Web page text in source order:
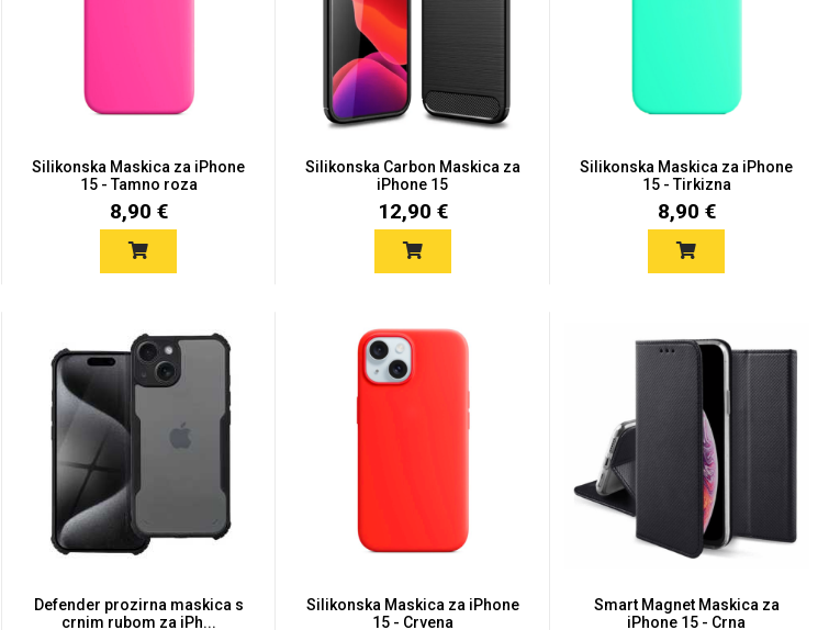
Silikonska Maskica za iPhone
15 - Tamno roza
8,90 €
Silikonska Carbon Maskica za
iPhone 15
12,90 €
Silikonska Maskica za iPhone
15 - Tirkizna
8,90 €
Defender prozirna maskica s
crnim rubom za iPh...
Silikonska Maskica za iPhone
15 - Crvena
Smart Magnet Maskica za
iPhone 15 - Crna